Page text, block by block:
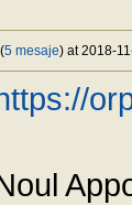
5 mesaje) at 2018-